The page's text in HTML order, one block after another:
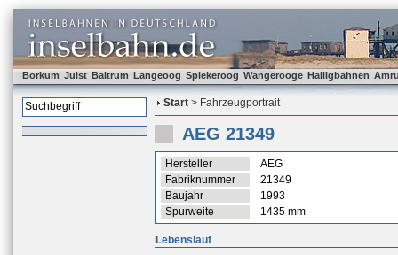
Borkum Juist Baltrum Langeoog Spiekeroog Wangerooge Halligbahnen
Start > Fahrzeugportrait
AEG 21349
Hersteller
AEG
Fabriknummer
21349
Baujahr
1993
Spurweite
1435 mm
Lebenslauf